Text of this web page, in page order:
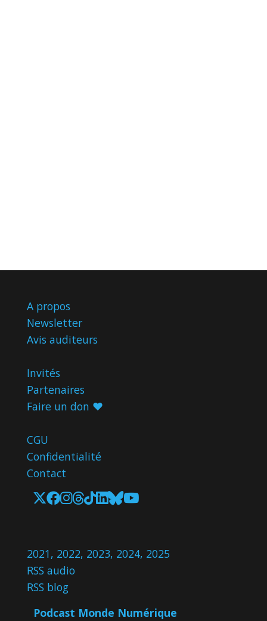
A propos
Newsletter
Avis auditeurs
Invités
Partenaires
Faire un don ♥️
CGU
Confidentialité
Contact
2021, 2022, 2023, 2024, 2025
RSS audio
RSS blog
Podcast Monde Numérique